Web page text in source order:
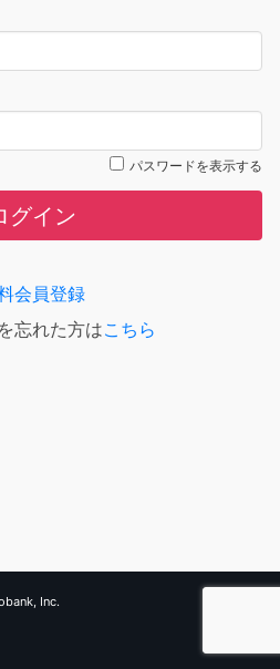
パスワードを表示する
グイン
会員登録
忘れた方はこちら
Inc.